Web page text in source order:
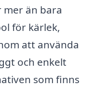
än bara
för kärlek,
att använda
och enkelt
som finns